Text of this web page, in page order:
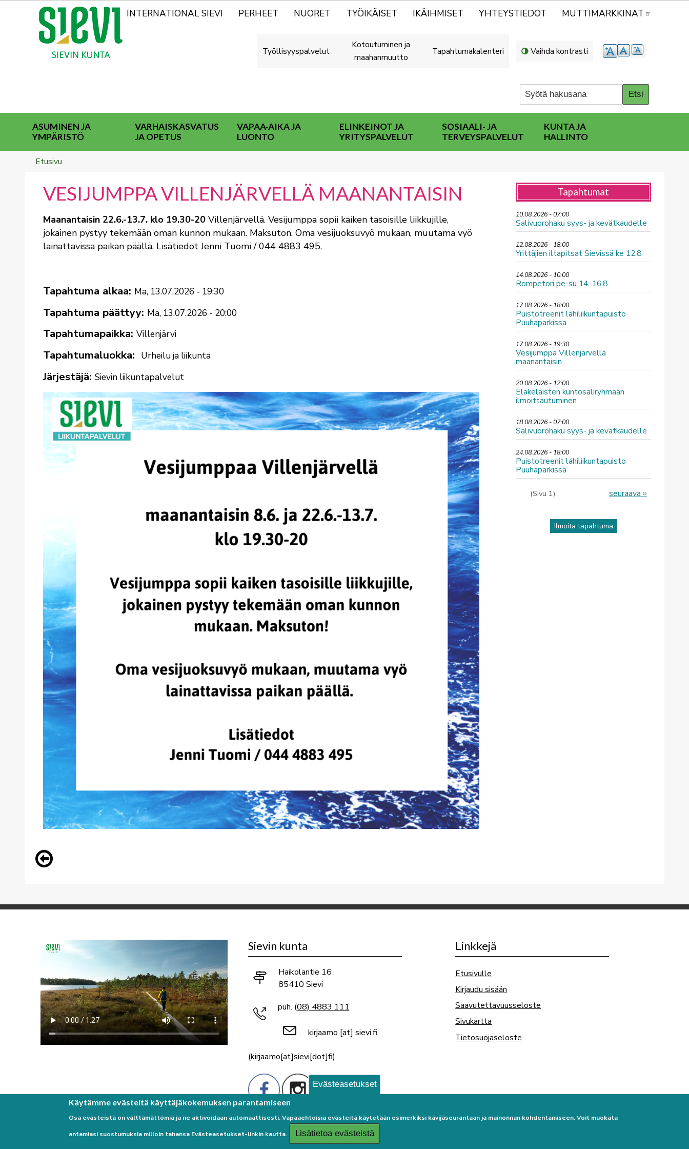
Kohderyhmät
INTERNATIONAL SIEVI PERHEET NUORET TYÖIKÄISET IKÄIHMISET YHTEYSTIEDOT MUTTIMARKKINAT
Työllisyyspalvelut
Kotoutuminen ja
maahanmuutto
Tapahtumakalenteri Vaihda kontrasti
ASUMINEN JA
YMPÄRISTÖ
VARHAISKASVATUS
JA OPETUS
VAPAA-AIKA JA
LUONTO
ELINKEINOT JA
YRITYSPALVELUT
SOSIAALI- JA
TERVEYSPALVELUT
KUNTA JA
HALLINTO
Breadcrumbs
You
here:
Etusivu
VESIJUMPPA VILLENJÄRVELLÄ MAANANTAISIN
Maanantaisin 22.6.-13.7. klo 19.30-20 Villenjärvellä. Vesijumppa sopii kaiken tasoisille liikkujille,
jokainen pystyy tekemään oman kunnon mukaan. Maksuton. Oma vesijuoksuvyö mukaan, muutama vyö
lainattavissa paikan päällä. Lisätiedot Jenni Tuomi / 044 4883 495.
Tapahtuma alkaa Ma, 13.07.2026 - 19:30
Tapahtuma päättyy Ma, 13.07.2026 - 20:00
Tapahtumapaikka Villenjärvi
Tapahtumaluokka Urheilu ja liikunta
Järjestäjä Sievin liikuntapalvelut
Tapahtumat
10.08.2026 - 07:00
Salivuorohaku syys- ja kevätkaudelle
12.08.2026 - 18:00
Yrittäjien iltapitsat Sievissä ke 12.8.
14.08.2026 - 10:00
Rompetori pe-su 14.-16.8.
17.08.2026 - 18:00
Puistotreenit lähiliikuntapuisto
Puuhaparkissa
17.08.2026 - 19:30
Vesijumppa Villenjärvellä
maanantaisin
20.08.2026 - 12:00
Eläkeläisten kuntosaliryhmään
ilmoittautuminen
18.08.2026 - 07:00
Salivuorohaku syys- ja kevätkaudelle
24.08.2026 - 18:00
Puistotreenit lähiliikuntapuisto
Puuhaparkissa
Sivutus
(Sivu 1)
Seuraava
seuraava ››
Ilmoita tapahtuma
Sievin kunta
Haikolantie 16
85410 Sievi
puh.(08) 4883 111
kirjaamo [at] sievi.fi
(kirjaamo[at]sievi[dot]fi)
Palaute
Linkkejä
Etusivulle
Kirjaudu sisään
Saavutettavuusseloste
Sivukartta
Tietosuojaseloste
Evästeasetukset
Käytämme evästeitä käyttäjäkokemuksen parantamiseen
Osa evästeistä on välttämättömiä ja ne aktivoidaan automaattisesti. Vapaaehtoisia evästeitä käytetään esimerkiksi kävijäseurantaan ja mainonnan kohdentamiseen. Voit muokata
antamiasi suostumuksia milloin tahansa Evästeasetukset-linkin kautta.
Lisätietoa evästeistä